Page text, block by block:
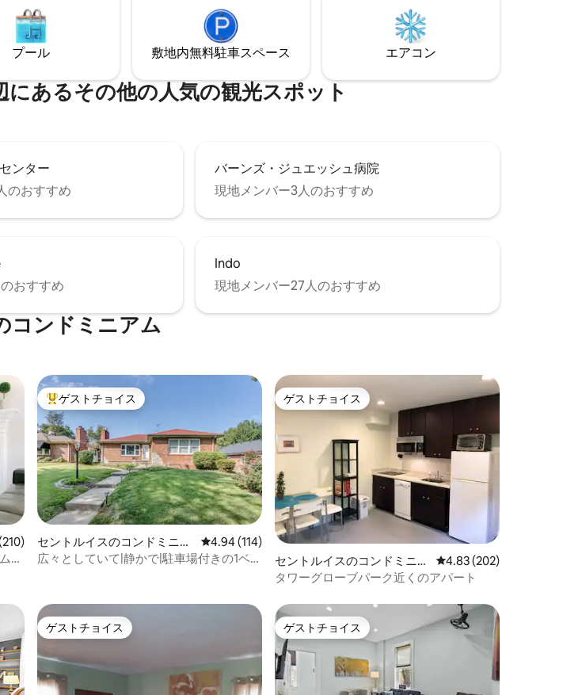
こ
プール 敷地内無料駐⁠車ス⁠ペ⁠ー⁠ス エアコン
あ⁠るそ⁠の⁠他⁠の人⁠気⁠の観⁠光⁠ス⁠ポ⁠ッ⁠ト
ンター
のおすすめ
バーンズ・ジュエッシュ病院
現地メンバー3人のおすすめ
おすすめ
Indo
現地メンバー27人のおすすめ
コンドミニアム
210件、5つ星中4.95つ星の平均評価
チ
大好評のゲストチョイスです。
ゲストチョイス
セントルイスのコンドミニア
ム
レビュー114件、5つ星中4.94つ星の平均評価
4.94 (114)
広々としていて|静かで|駐車場付きの1ベッ
ゲストチョイス
ゲストチョイス
セントルイスのコンドミニア
ム
レビュー202件、5つ
4.83 (202)
タワーグローブパーク近くのアパート
ゲストチョイス
ゲストチョイス ゲストチョイス
ゲストチョイス